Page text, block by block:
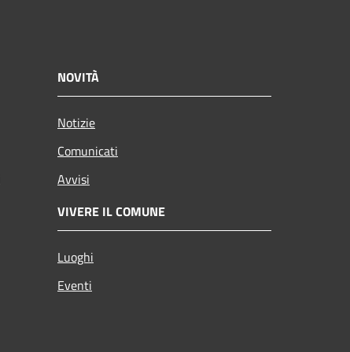
NOVITÀ
Notizie
Comunicati
Avvisi
VIVERE IL COMUNE
Luoghi
Eventi